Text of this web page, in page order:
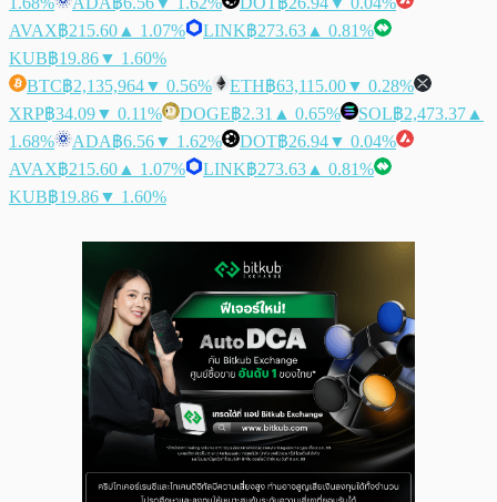
AVAX฿215.60 ▲ 1.07% LINK฿273.63 ▲ 0.81%
KUB฿19.86▼ 1.60%
BTC฿2,135,964▼ 0.56% ETH฿63,115.00▼ 0.28%
XRP฿34.09▼ 0.11% DOGE฿2.31 ▲ 0.65% SOL฿2,473.37 ▲
1.68%
ADA฿6.56▼ 1.62% DOT฿26.94▼ 0.04%
AVAX฿215.60 ▲ 1.07% LINK฿273.63 ▲ 0.81%
KUB฿19.86▼ 1.60%